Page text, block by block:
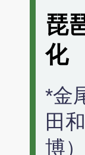
琵
化
*金
田
博